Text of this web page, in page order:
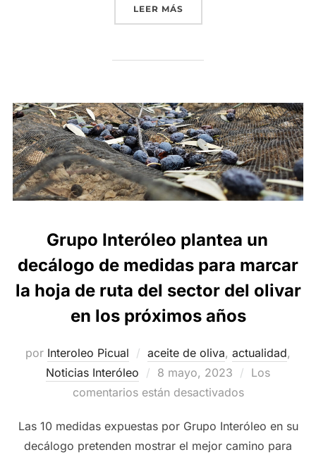
LEER MÁS«GRUPO INTERÓLEO
Grupo Interóleo plantea un
decálogo de medidas para marcar
la hoja de ruta del sector del olivar
en los próximos años
por Interoleo Picual aceite de oliva, actualidad,
Noticias Interóleo
Publicado
el
8 mayo, 2023
Los
comentarios están desactivados
Las 10 medidas expuestas por Grupo Interóleo en su
decálogo pretenden mostrar el mejor camino para